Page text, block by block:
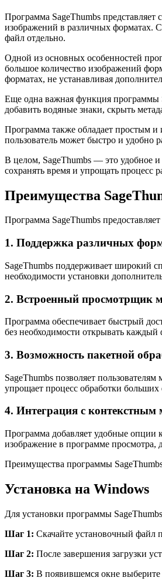
Программа SageThumbs
изображений в различных форматах.
файл отдельно.
Одной из основных особенностей
большое количество изображений
форматах, не устанавливая
Еще одна важная функция программы
добавить водяные знаки, скрыть
Программа также обладает простым и
пользователь может быстро и удобно
В целом, SageThumbs — это удобное
сохранять время и упрощать процесс
Преимущества
Программа SageThumbs
1. Поддержка различных
SageThumbs поддерживает широкий
необходимости установки
2. Встроенный просмотрщик
Программа обеспечивает быстрый
без необходимости открывать каждый
3. Возможность пакетной
SageThumbs позволяет
упрощает процесс обработки
4. Интеграция с контекстным
Программа добавляет удобные опции
изображение в программе просмотра,
Преимущества программы
Установка на Windows
Для установки программы
Шаг 1: Скачайте установочный файл
Шаг 2: После завершения загрузки
Шаг 3: В появившемся окне